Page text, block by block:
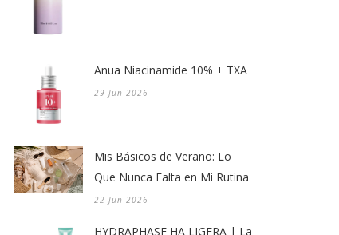
Anua Niacinamide 10% + TXA
29 Jun 2026
Mis Básicos de Verano: Lo
Que Nunca Falta en Mi Rutina
22 Jun 2026
HYDRAPHASE HA LIGERA | La